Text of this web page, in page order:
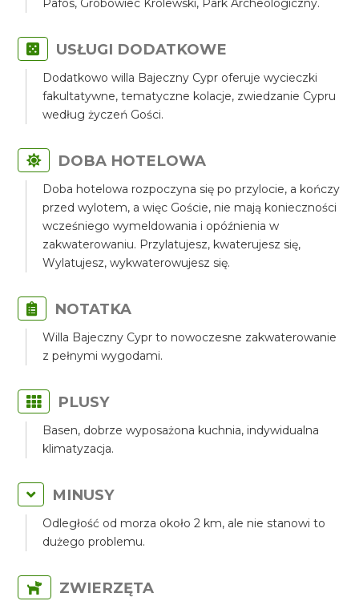
Pafos, Grobowiec Królewski, Park Archeologiczny.
USŁUGI DODATKOWE
Dodatkowo willa Bajeczny Cypr oferuje wycieczki
fakultatywne, tematyczne kolacje, zwiedzanie Cypru
według życzeń Gości.
DOBA HOTELOWA
Doba hotelowa rozpoczyna się po przylocie, a kończy
przed wylotem, a więc Goście, nie mają konieczności
wcześniego wymeldowania i opóźnienia w
zakwaterowaniu. Przylatujesz, kwaterujesz się,
Wylatujesz, wykwaterowujesz się.
NOTATKA
Willa Bajeczny Cypr to nowoczesne zakwaterowanie
z pełnymi wygodami.
PLUSY
Basen, dobrze wyposażona kuchnia, indywidualna
klimatyzacja.
MINUSY
Odległość od morza około 2 km, ale nie stanowi to
dużego problemu.
ZWIERZĘTA